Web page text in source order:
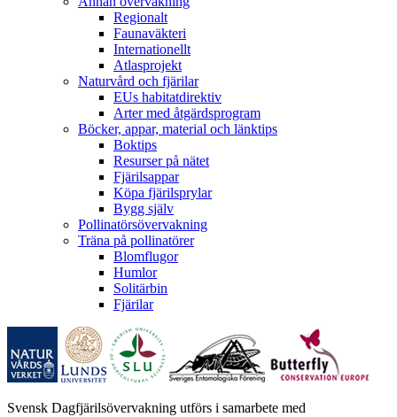
Regionalt
Faunaväkteri
Internationellt
Atlasprojekt
Naturvård och fjärilar
EUs habitatdirektiv
Arter med åtgärdsprogram
Böcker, appar, material och länktips
Boktips
Resurser på nätet
Fjärilsappar
Köpa fjärilsprylar
Bygg själv
Pollinatörsövervakning
Träna på pollinatörer
Blomflugor
Humlor
Solitärbin
Fjärilar
Svensk Dagfjärilsövervakning utförs i samarbete med